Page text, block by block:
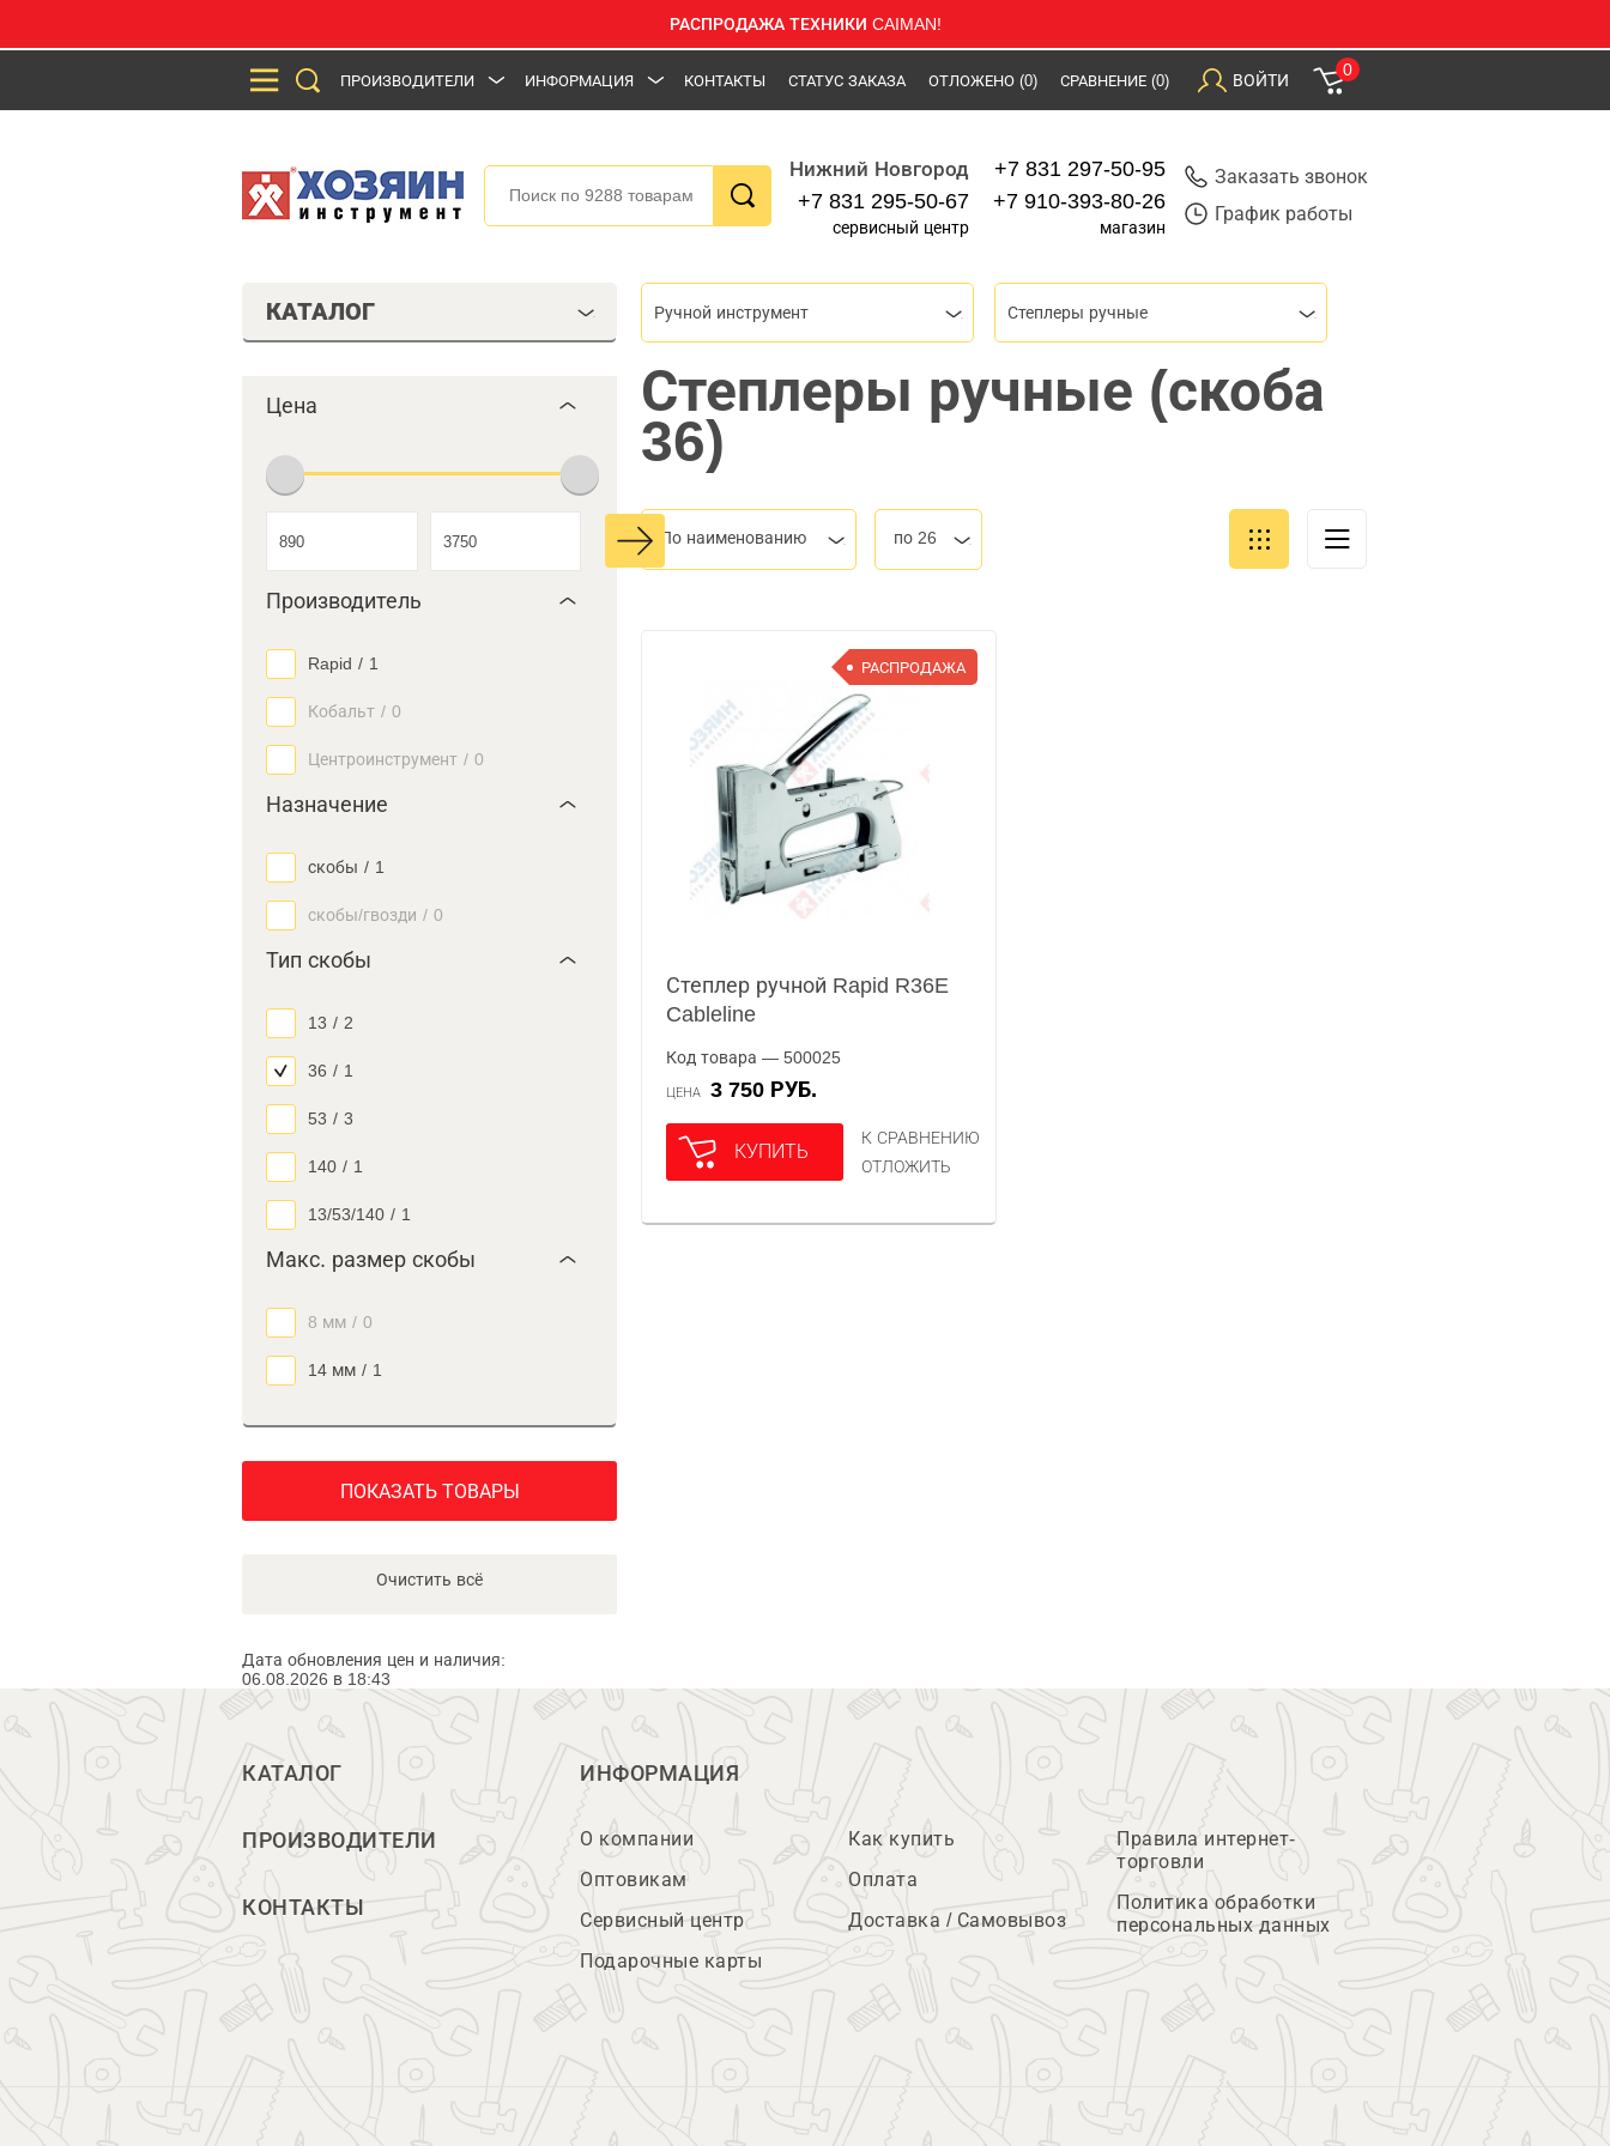
РАСПРОДАЖА ТЕХНИКИ CAIMAN!
ПРОИЗВОДИТЕЛИ ИНФОРМАЦИЯ КОНТАКТЫ СТАТУС ЗАКАЗА ОТЛОЖЕНО (0) СРАВНЕНИЕ (0) ВОЙТИ
0
Нижний Новгород
+7 831 295-50-67
сервисный центр
+7 831 297-50-95
+7 910-393-80-26
магазин
Заказать звонок
График работы
КАТАЛОГ
Цена
Производитель
Rapid / 1
Кобальт / 0
Центроинструмент / 0
Назначение
скобы / 1
скобы/гвозди / 0
Тип скобы
13 / 2
36 / 1
53 / 3
140 / 1
13/53/140 / 1
Макс. размер скобы
8 мм / 0
14 мм / 1
ПОКАЗАТЬ ТОВАРЫ
Очистить всё
Дата обновления цен и наличия:
06.08.2026 в 18:43
Ручной инструмент Степлеры ручные
Степлеры ручные (скоба
36)
По наименованию по 26
РАСПРОДАЖА
Степлер ручной Rapid R36E
Cableline
Код товара — 500025
ЦЕНА 3 750 РУБ.
КУПИТЬ
К СРАВНЕНИЮ
ОТЛОЖИТЬ
КАТАЛОГ
ПРОИЗВОДИТЕЛИ
КОНТАКТЫ
ИНФОРМАЦИЯ
О компании
Оптовикам
Сервисный центр
Подарочные карты
Как купить
Оплата
Доставка / Самовывоз
Правила интернет-
торговли
Политика обработки
персональных данных